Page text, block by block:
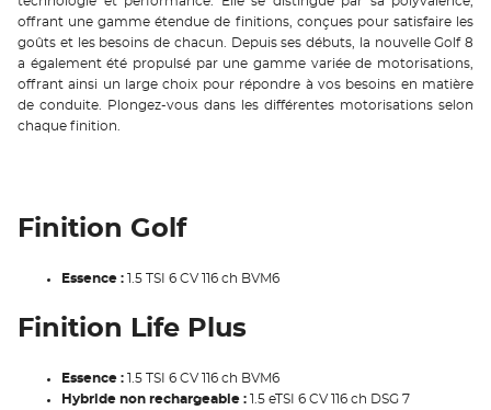
offrant une gamme étendue de finitions, conçues pour satisfaire les
goûts et les besoins de chacun. Depuis ses débuts, la nouvelle Golf 8
a également été propulsé par une gamme variée de motorisations,
offrant ainsi un large choix pour répondre à vos besoins en matière
de conduite. Plongez-vous dans les différentes motorisations selon
chaque finition.
Finition Golf
Essence : 1.5 TSI 6 CV 116 ch BVM6
Finition Life Plus
Essence : 1.5 TSI 6 CV 116 ch BVM6
Hybride non rechargeable : 1.5 eTSI 6 CV 116 ch DSG 7